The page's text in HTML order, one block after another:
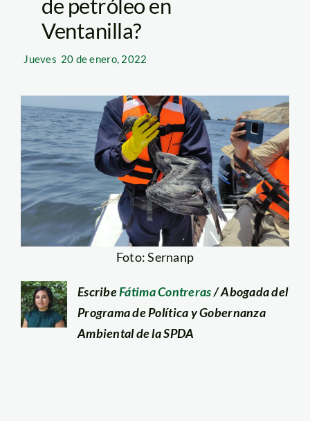
de petróleo en
Ventanilla?
Jueves 20 de enero, 2022
Foto: Sernanp
EscribeFátima Contreras/ Abogada del
Programa de Política y Gobernanza
Ambiental de la SPDA